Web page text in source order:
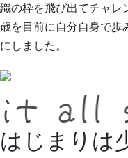
織の枠を飛び出てチャレ
歳を目前に自分自身で歩
にしました。
はじまりは